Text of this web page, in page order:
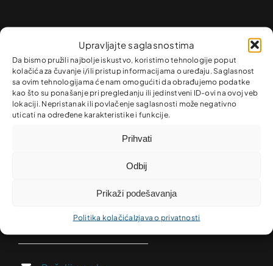
Upravljajte saglasnostima
Da bismo pružili najbolje iskustvo, koristimo tehnologije poput
kolačića za čuvanje i/ili pristup informacijama o uređaju. Saglasnost
sa ovim tehnologijama će nam omogućiti da obrađujemo podatke
kao što su ponašanje pri pregledanju ili jedinstveni ID-ovi na ovoj veb
lokaciji. Nepristanak ili povlačenje saglasnosti može negativno
uticati na određene karakteristike i funkcije.
Prihvati
Odbij
Prikaži podešavanja
Politika kolačića Izjava o privatnosti
Kontakt
Najbliža poslovnica